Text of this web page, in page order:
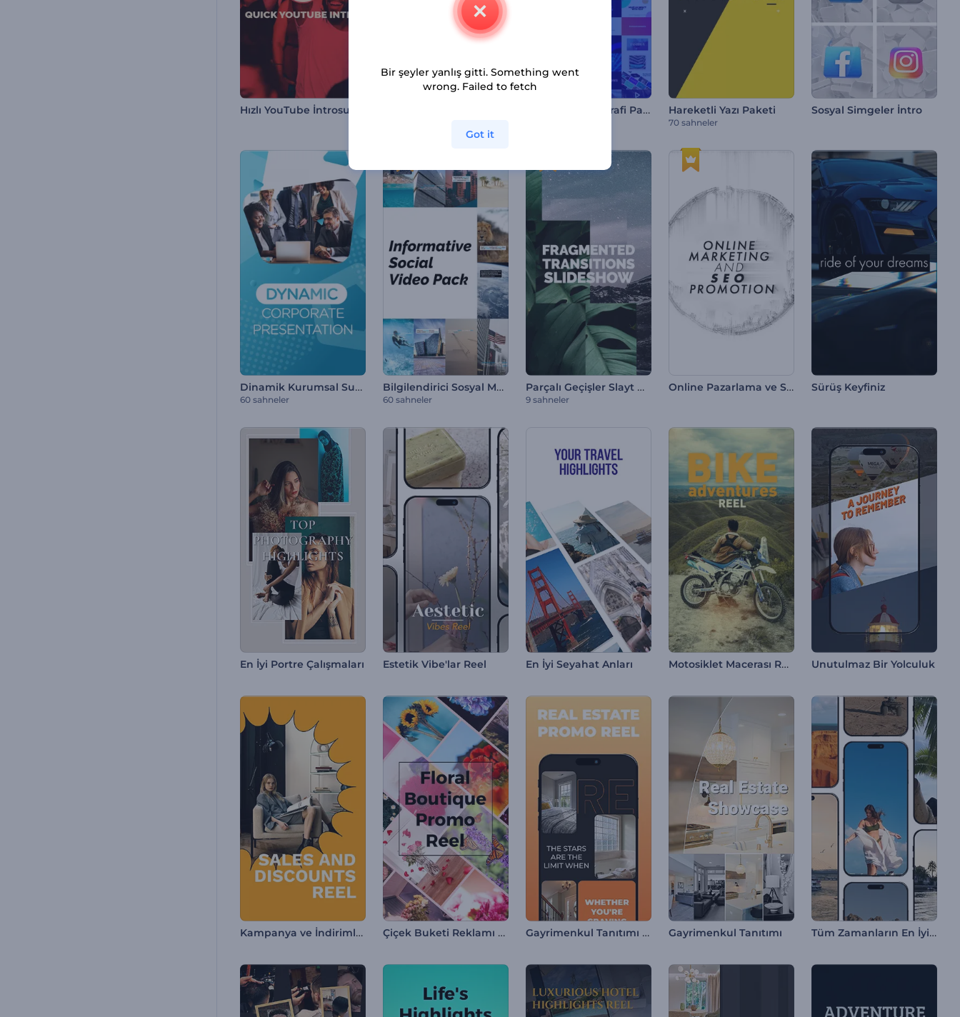
Hızlı YouTube İntrosu Son Moda Tipografi Paketi Hareketli Yazı Paketi
70 sahneler
Sosyal Simgeler İntro
Dinamik Kurumsal Sunumlar
60 sahneler
Bilgilendirici Sosyal Medya Video Paketi
60 sahneler
Parçalı Geçişler Slayt Gösterisi
9 sahneler
Online Pazarlama ve SEO Tanıtımı Sürüş Keyfiniz
En İyi Portre Çalışmaları Estetik Vibe'lar Reel En İyi Seyahat Anları Motosiklet Macerası Reel Unutulmaz Bir Yolculuk
Kampanya ve İndirimler Reel Çiçek Buketi Reklamı Reel Gayrimenkul Tanıtımı Reel Gayrimenkul Tanıtımı Tüm Zamanların En İyi Gezi Anları
Bir şeyler yanlış gitti. Something went
wrong. Failed to fetch
Got it